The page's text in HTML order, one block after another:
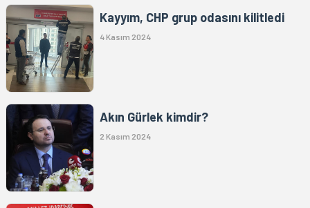
Kayyım, CHP grup odasını kilitledi
4 Kasım 2024
Akın Gürlek kimdir?
2 Kasım 2024